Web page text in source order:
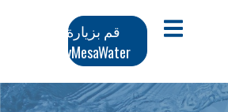
افتح قائمة الجوالقم بزيارة
MyMesaWater